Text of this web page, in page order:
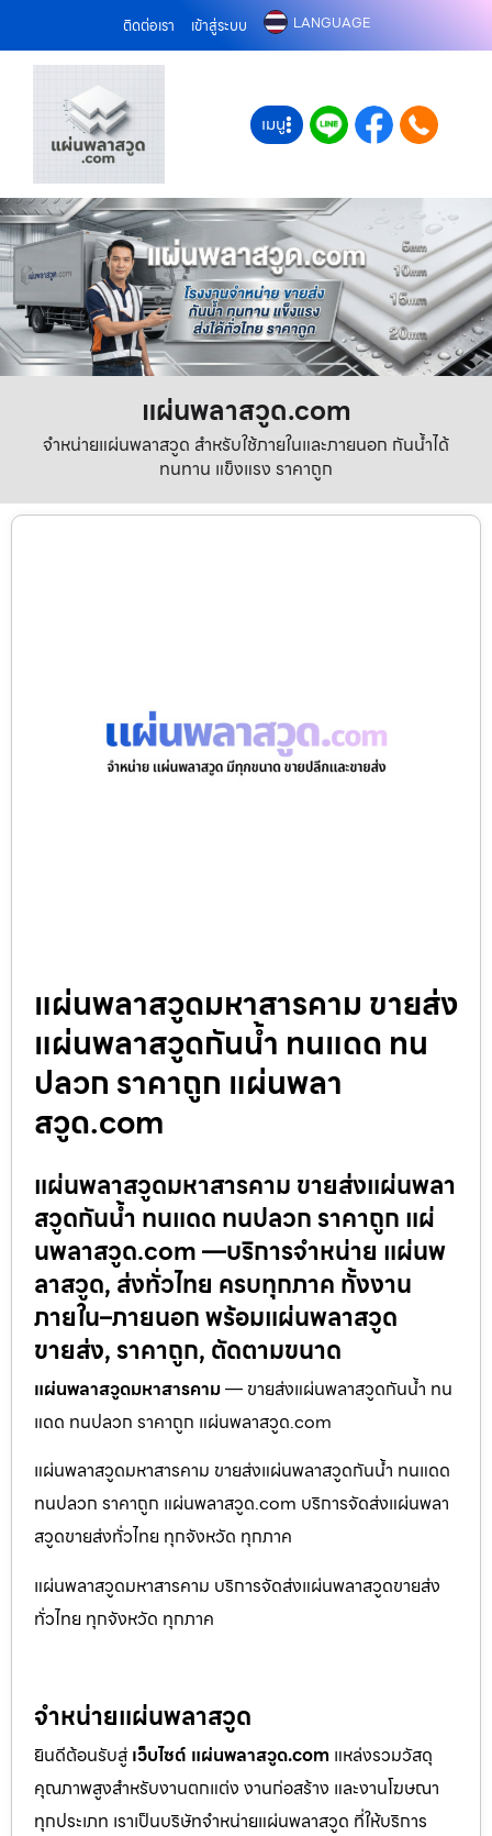
ติดต่อเรา เข้าสู่ระบบ LANGUAGE
เมนู
แผ่นพลาสวูด.com
จำหน่ายแผ่นพลาสวูด สำหรับใช้ภายในและภายนอก กันน้ำได้
ทนทาน แข็งแรง ราคาถูก
แผ่นพลาสวูดมหาสารคาม ขายส่ง
แผ่นพลาสวูดกันน้ำ ทนแดด ทน
ปลวก ราคาถูก แผ่นพลา
สวูด.com
แผ่นพลาสวูดมหาสารคาม ขายส่งแผ่นพลา
สวูดกันน้ำ ทนแดด ทนปลวก ราคาถูก แผ่
นพลาสวูด.com —บริการจำหน่าย แผ่นพ
ลาสวูด, ส่งทั่วไทย ครบทุกภาค ทั้งงาน
ภายใน–ภายนอก พร้อมแผ่นพลาสวูด
ขายส่ง, ราคาถูก, ตัดตามขนาด
แผ่นพลาสวูดมหาสารคาม— ขายส่งแผ่นพลาสวูดกันน้ำ ทน
แดด ทนปลวก ราคาถูก แผ่นพลาสวูด.com
แผ่นพลาสวูดมหาสารคาม ขายส่งแผ่นพลาสวูดกันน้ำ ทนแดด
ทนปลวก ราคาถูก แผ่นพลาสวูด.com บริการจัดส่งแผ่นพลา
สวูดขายส่งทั่วไทย ทุกจังหวัด ทุกภาค
แผ่นพลาสวูดมหาสารคาม บริการจัดส่งแผ่นพลาสวูดขายส่ง
ทั่วไทย ทุกจังหวัด ทุกภาค
จำหน่ายแผ่นพลาสวูด
ยินดีต้อนรับสู่ เว็บไซต์ แผ่นพลาสวูด.com แหล่งรวมวัสดุ
คุณภาพสูงสำหรับงานตกแต่ง งานก่อสร้าง และงานโฆษณา
ทุกประเภท เราเป็นบริษัทจำหน่ายแผ่นพลาสวูด ที่ให้บริการ